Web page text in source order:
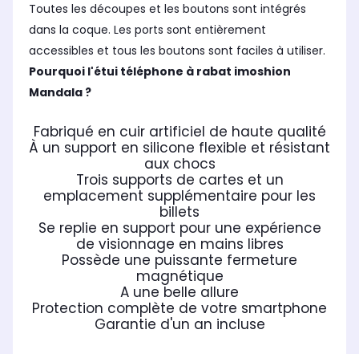
Toutes les découpes et les boutons sont intégrés
dans la coque. Les ports sont entièrement
accessibles et tous les boutons sont faciles à utiliser.
Pourquoi l'étui téléphone à rabat imoshion
Mandala ?
Fabriqué en cuir artificiel de haute qualité
À un support en silicone flexible et résistant
aux chocs
Trois supports de cartes et un
emplacement supplémentaire pour les
billets
Se replie en support pour une expérience
de visionnage en mains libres
Possède une puissante fermeture
magnétique
A une belle allure
Protection complète de votre smartphone
Garantie d'un an incluse